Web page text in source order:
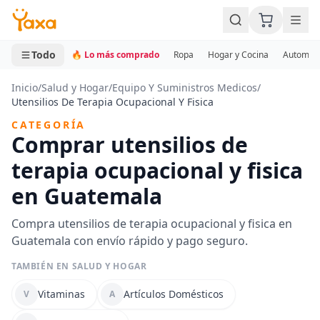
MINI CARRITO
0 productos
Todo 🔥 Lo más comprado Ropa Hogar y Cocina
Inicio/Salud y Hogar/Equipo Y Suministros Medicos/
Utensilios De Terapia Ocupacional Y Fisica
CATEGORÍA
Comprar utensilios de
terapia ocupacional y fisica
en Guatemala
Compra utensilios de terapia ocupacional y fisica en
Guatemala con envío rápido y pago seguro.
TAMBIÉN EN SALUD Y HOGAR
V Vitaminas A Artículos Domésticos